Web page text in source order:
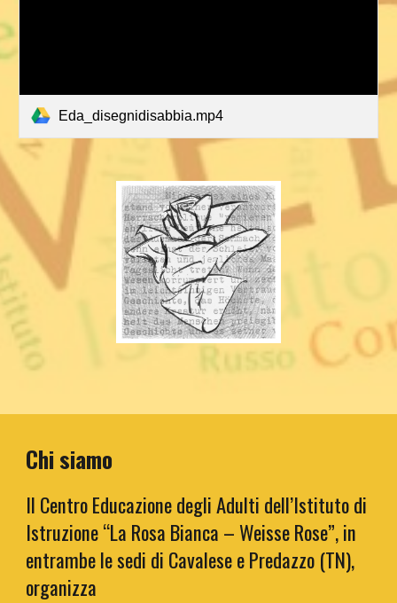
Eda_disegnidisabbia.mp4
Chi siamo
Il Centro Educazione degli Adulti dell’Istituto di
Istruzione “La Rosa Bianca – Weisse Rose”, in
entrambe le sedi di Cavalese e Predazzo (TN),
organizza